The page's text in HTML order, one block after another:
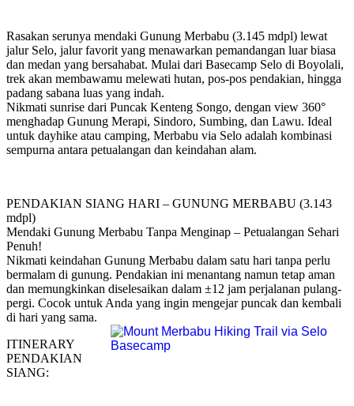
Rasakan serunya mendaki Gunung Merbabu (3.145 mdpl) lewat
jalur Selo, jalur favorit yang menawarkan pemandangan luar biasa
dan medan yang bersahabat. Mulai dari Basecamp Selo di Boyolali,
trek akan membawamu melewati hutan, pos-pos pendakian, hingga
padang sabana luas yang indah.
Nikmati sunrise dari Puncak Kenteng Songo, dengan view 360°
menghadap Gunung Merapi, Sindoro, Sumbing, dan Lawu. Ideal
untuk dayhike atau camping, Merbabu via Selo adalah kombinasi
sempurna antara petualangan dan keindahan alam.
PENDAKIAN SIANG HARI – GUNUNG MERBABU (3.143
mdpl)
Mendaki Gunung Merbabu Tanpa Menginap – Petualangan Sehari
Penuh!
Nikmati keindahan Gunung Merbabu dalam satu hari tanpa perlu
bermalam di gunung. Pendakian ini menantang namun tetap aman
dan memungkinkan diselesaikan dalam ±12 jam perjalanan pulang-
pergi. Cocok untuk Anda yang ingin mengejar puncak dan kembali
di hari yang sama.
ITINERARY
PENDAKIAN
SIANG: